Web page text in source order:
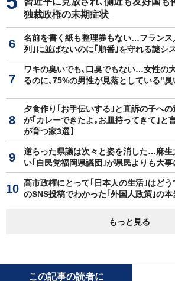
独裁政権の末期症状
名前を書く紙も整理券もない…フランス
列｣に並ばないのに｢順番｣を守れる謎シ
ワキの臭いでも､口臭でもない…女性の
るのに､75%の男性が見落としている"
夕食作り｢お手伝いする｣と直訴の子へ
が｢カレーできたよ｡お皿持ってきて｣と
が育つ家3選】
逆らった県議は次々と姿を消した…麻生
い｢自民党福岡県議団｣が県民よりも大
高市政権にとって｢日本人の生活｣はど
のSNS投稿でわかった｢外国人政策｣の
もっと見る
この記事の読者に